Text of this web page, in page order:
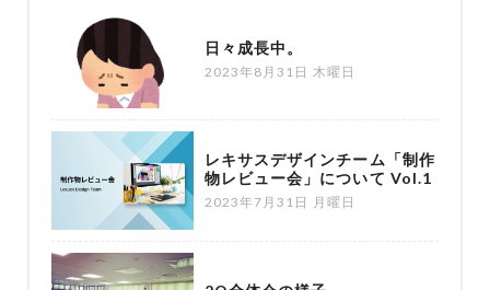
日々成長中。
2023年8月31日 木曜日
レキサスデザインチーム「制作
物レビュー会」について Vol.1
2023年7月31日 月曜日